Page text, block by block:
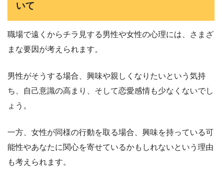
いて
職場で遠くからチラ見する男性や女性の心理には、さまざ
まな要因が考えられます。
男性がそうする場合、興味や親しくなりたいという気持
ち、自己意識の高まり、そして恋愛感情も少なくないでし
ょう。
一方、女性が同様の行動を取る場合、興味を持っている可
能性やあなたに関心を寄せているかもしれないという理由
も考えられます。